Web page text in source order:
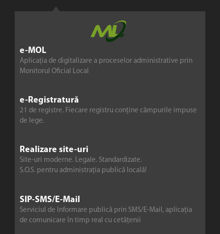
e-MOL
Aplicația de digitalizare a proceselor administrative prin
Monitorul Oficial Local
e-Registratură
21 de registre. Fiecare registru conține câmpurile impuse
de lege.
Realizare site-uri
Site-uri moderne. Legale. Standardizate.
S.O.S. pentru administrația publică locală!
SIP-SMS/E-Mail
Serviciul de Informare publică prin SMS/E-Mail, aplicația
de comunicare în timp real cu cetățenii